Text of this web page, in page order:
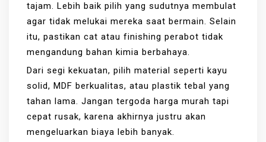
tajam. Lebih baik pilih yang sudutnya membulat
agar tidak melukai mereka saat bermain. Selain
itu, pastikan cat atau finishing perabot tidak
mengandung bahan kimia berbahaya.
Dari segi kekuatan, pilih material seperti kayu
solid, MDF berkualitas, atau plastik tebal yang
tahan lama. Jangan tergoda harga murah tapi
cepat rusak, karena akhirnya justru akan
mengeluarkan biaya lebih banyak.